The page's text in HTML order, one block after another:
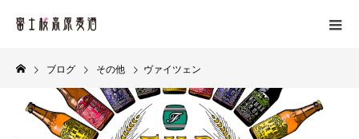
ブログ その他 ヴァイツェン